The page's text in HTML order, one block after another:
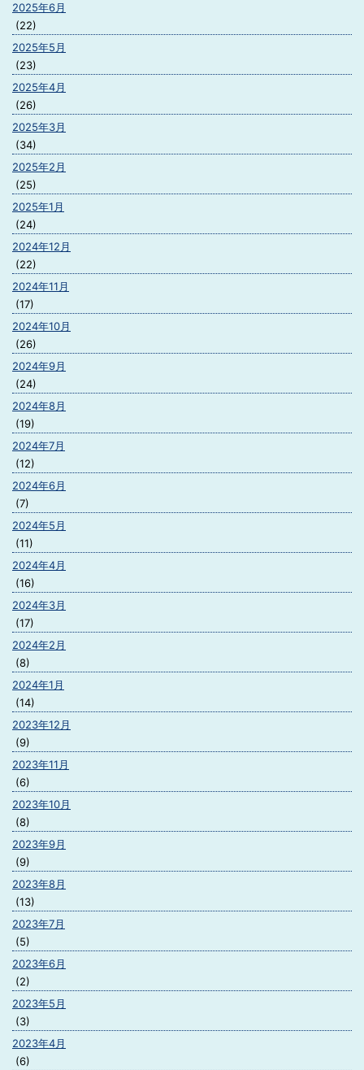
2025年6月
(22)
2025年5月
(23)
2025年4月
(26)
2025年3月
(34)
2025年2月
(25)
2025年1月
(24)
2024年12月
(22)
2024年11月
(17)
2024年10月
(26)
2024年9月
(24)
2024年8月
(19)
2024年7月
(12)
2024年6月
(7)
2024年5月
(11)
2024年4月
(16)
2024年3月
(17)
2024年2月
(8)
2024年1月
(14)
2023年12月
(9)
2023年11月
(6)
2023年10月
(8)
2023年9月
(9)
2023年8月
(13)
2023年7月
(5)
2023年6月
(2)
2023年5月
(3)
2023年4月
(6)